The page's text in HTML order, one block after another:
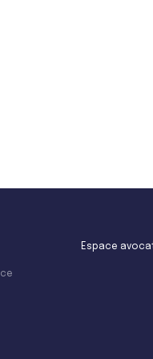
Espace